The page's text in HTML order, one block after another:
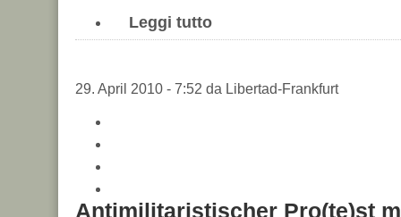
Leggi tutto
29. April 2010 - 7:52 da Libertad-Frankfurt
Antimilitaristischer Pro(te)st